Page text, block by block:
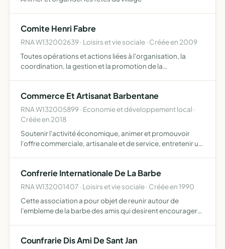
Comite Henri Fabre
RNA W132002639 · Loisirs et vie sociale · Créée en 2009
Toutes opérations et actions liées à l'organisation, la
coordination, la gestion et la promotion de la
Commerce Et Artisanat Barbentane
RNA W132005899 · Economie et développement local ·
Créée en 2018
Soutenir l'activité économique, animer et promouvoir
l'offre commerciale, artisanale et de service, entretenir un
Confrerie Internationale De La Barbe
RNA W132001407 · Loisirs et vie sociale · Créée en 1990
Cette association a pour objet de reunir autour de
l'embleme de la barbe des amis qui desirent encourager
Counfrarie Dis Ami De Sant Jan